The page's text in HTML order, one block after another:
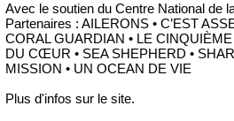
Avec le soutien du Centre National de
Partenaires : AILERONS • C’EST
CORAL GUARDIAN • LE
DU CŒUR • SEA SHEPHERD •
MISSION • UN OCEAN DE VIE
Plus d'infos sur le site.